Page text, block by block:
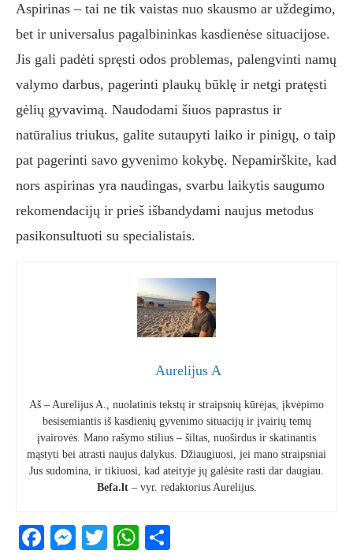
Aspirinas – tai ne tik vaistas nuo skausmo ar uždegimo,
bet ir universalus pagalbininkas kasdienėse situacijose.
Jis gali padėti spręsti odos problemas, palengvinti namų
valymo darbus, pagerinti plaukų būklę ir netgi pratęsti
gėlių gyvavimą. Naudodami šiuos paprastus ir
natūralius triukus, galite sutaupyti laiko ir pinigų, o taip
pat pagerinti savo gyvenimo kokybę. Nepamirškite, kad
nors aspirinas yra naudingas, svarbu laikytis saugumo
rekomendacijų ir prieš išbandydami naujus metodus
pasikonsultuoti su specialistais.
Aurelijus A
Aš – Aurelijus A., nuolatinis tekstų ir straipsnių kūrėjas, įkvėpimo
besisemiantis iš kasdienių gyvenimo situacijų ir įvairių temų
įvairovės. Mano rašymo stilius – šiltas, nuoširdus ir skatinantis
mąstyti bei atrasti naujus dalykus. Džiaugiuosi, jei mano straipsniai
Jus sudomina, ir tikiuosi, kad ateityje jų galėsite rasti dar daugiau.
Befa.lt– vyr. redaktorius Aurelijus.
Facebook
Messenger
TwitterWhatsApp